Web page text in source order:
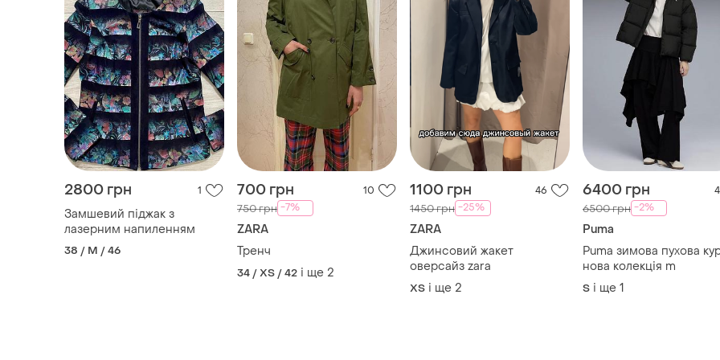
2800 грн 1
Замшевий піджак з
лазерним напиленням
38 / M / 46
700 грн
750 грн -7%
ZARA
Тренч
1100 грн
1450 грн -25%
ZARA
Джинсовий жакет
оверсайз zara
ХS і ще 2
6400 грн
6500 грн
Puma зимова пухова
нова колекція m
S і ще 1